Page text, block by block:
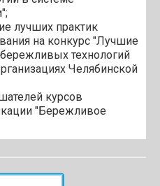
лучших практик
на конкурс "Лучшие
технологий
Челябинской
курсов
"Бережливое